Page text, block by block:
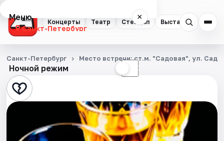
Концерты Театр Стендап Выставки
Меню ×
Санкт-Петербург
Концерты
Театр
Стендап
Выставки
Ночной режим ☾
Санкт-Петербург Место встречи: ст.м. "Садовая", ул.